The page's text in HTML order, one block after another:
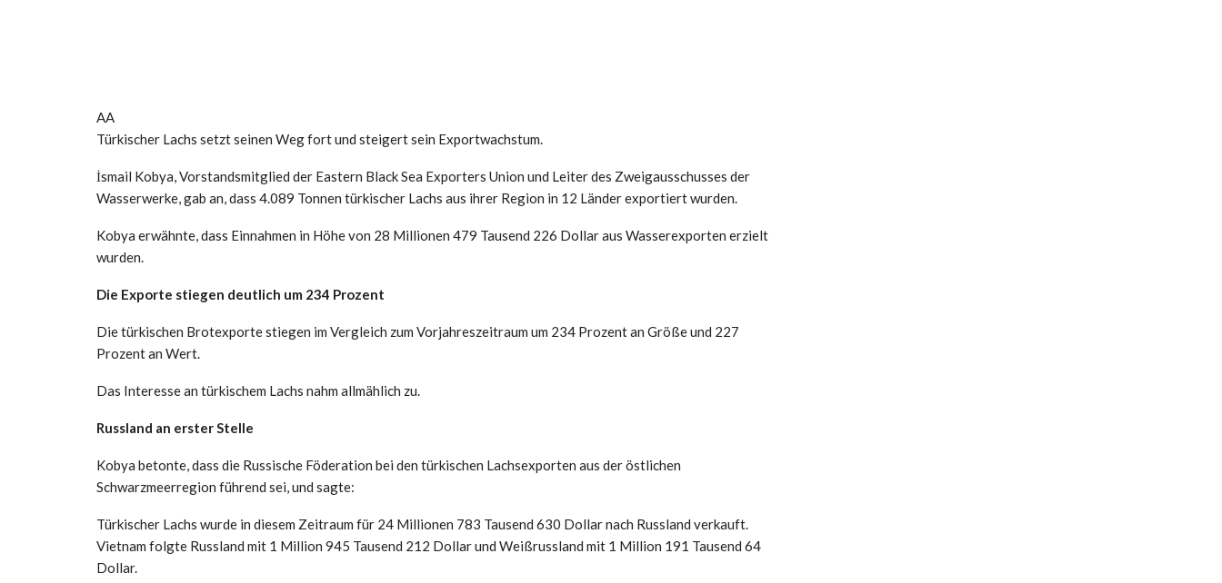
AA
Türkischer Lachs setzt seinen Weg fort und steigert sein Exportwachstum.
İsmail Kobya, Vorstandsmitglied der Eastern Black Sea Exporters Union und Leiter des Zweigausschusses der
Wasserwerke, gab an, dass 4.089 Tonnen türkischer Lachs aus ihrer Region in 12 Länder exportiert wurden.
Kobya erwähnte, dass Einnahmen in Höhe von 28 Millionen 479 Tausend 226 Dollar aus Wasserexporten erzielt
wurden.
Die Exporte stiegen deutlich um 234 Prozent
Die türkischen Brotexporte stiegen im Vergleich zum Vorjahreszeitraum um 234 Prozent an Größe und 227
Prozent an Wert.
Das Interesse an türkischem Lachs nahm allmählich zu.
Russland an erster Stelle
Kobya betonte, dass die Russische Föderation bei den türkischen Lachsexporten aus der östlichen
Schwarzmeerregion führend sei, und sagte:
Türkischer Lachs wurde in diesem Zeitraum für 24 Millionen 783 Tausend 630 Dollar nach Russland verkauft.
Vietnam folgte Russland mit 1 Million 945 Tausend 212 Dollar und Weißrussland mit 1 Million 191 Tausend 64
Dollar.